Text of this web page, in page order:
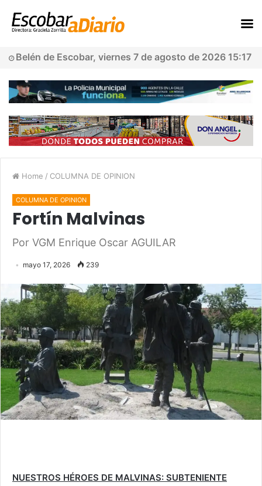
Belén de Escobar, viernes 7 de agosto de 2026 15:17
Home / COLUMNA DE OPINION
COLUMNA DE OPINION
Fortín Malvinas
Por VGM Enrique Oscar AGUILAR
mayo 17, 2026 239
NUESTROS HÉROES DE MALVINAS: SUBTENIENTE